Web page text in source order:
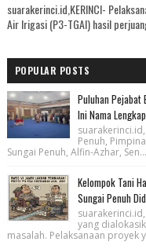
suarakerinci.id,KERINCI-
Air Irigasi (P3-TGAI) hasil
POPULAR POSTS
Puluhan Pejabat
Ini Nama
suarakerinci.id,
Penuh,
Sungai Penuh, Alfin-Azhar, Sen...
Kelompok Tani
Sungai Penuh
suarakerinci.id,
yang
masalah. Pelaksanaan proyek